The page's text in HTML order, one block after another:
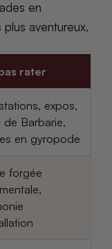
en
aventureux.
rater
expos,
de Barbarie,
en gyropode
forgée